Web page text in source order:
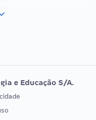
DE ORDEM
e Educação S/A.